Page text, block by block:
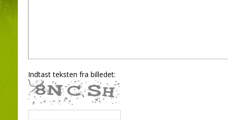
Indtast teksten fra billedet: